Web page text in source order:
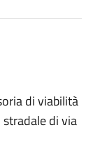
di viabilità
di via